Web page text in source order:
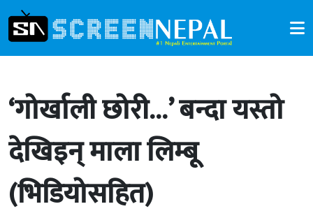
‘गोर्खाली छोरी…’ बन्दा यस्तो
देखिइन् माला लिम्बू
(भिडियोसहित)